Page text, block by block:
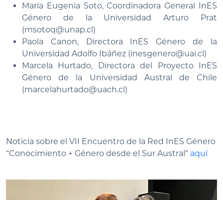
María Eugenia Soto, Coordinadora General InES
Género de la Universidad Arturo Prat
(msotoq@unap.cl)
Paola Canon, Directora InES Género de la
Universidad Adolfo Ibáñez (inesgenero@uai.cl)
Marcela Hurtado, Directora del Proyecto InES
Género de la Universidad Austral de Chile
(marcelahurtado@uach.cl)
Noticia sobre el VII Encuentro de la Red InES Género
“Conocimiento + Género desde el Sur Austral” aquí